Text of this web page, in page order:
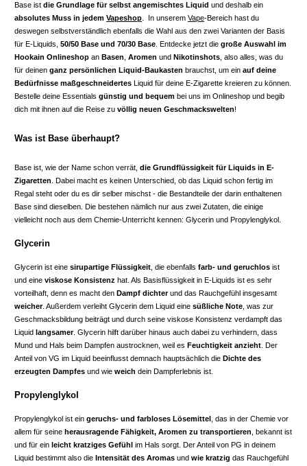
Base ist die Grundlage für selbst angemischtes Liquid und deshalb ein
absolutes Muss in jedem Vapeshop . In unserem Vape-Bereich hast du
deswegen selbstverständlich ebenfalls die Wahl aus den zwei Varianten der Basis
für E-Liquids, 50/50 Base und 70/30 Base . Entdecke jetzt die große Auswahl im
Hookain Onlineshop an Basen Aromen und Nikotinshots , also alles, was du
für deinen ganz persönlichen Liquid-Baukasten brauchst, um ein auf deine
Bedürfnisse maßgeschneidertes Liquid für deine E-Zigarette kreieren zu können.
Bestelle deine Essentials günstig und bequem bei uns im Onlineshop und begib
dich mit ihnen auf die Reise zu völlig neuen Geschmackswelten!
Was ist Base überhaupt?
Base ist, wie der Name schon verrät, die Grundflüssigkeit für Liquids in E-
Zigaretten . Dabei macht es keinen Unterschied, ob das Liquid schon fertig im
Regal steht oder du es dir selber mischst - die Bestandteile der darin enthaltenen
Base sind dieselben. Die bestehen nämlich nur aus zwei Zutaten, die einige
vielleicht noch aus dem Chemie-Unterricht kennen: Glycerin und Propylenglykol.
Glycerin
Glycerin ist eine sirupartige Flüssigkeit , die ebenfalls farb- und geruchlos ist
und eine viskose Konsistenz hat. Als Basisflüssigkeit in E-Liquids ist es sehr
vorteilhaft, denn es macht den Dampf dichterund das Rauchgefühl insgesamt
weicher. Außerdem verleiht Glycerin dem Liquid eine süßliche Note , was zur
Geschmacksbildung beiträgt und durch seine viskose Konsistenz verdampft das
Liquid langsamer. Glycerin hilft darüber hinaus auch dabei zu verhindern, dass
Mund und Hals beim Dampfen austrocknen, weil es Feuchtigkeit anzieht . Der
Anteil von VG im Liquid beeinflusst demnach hauptsächlich die Dichte des
erzeugten Dampfes und wie weich dein Dampferlebnis ist.
Propylenglykol
Propylenglykol ist ein geruchs- und farbloses Lösemittel
, das in der Chemie vor
allem für seine herausragende Fähigkeit, Aromen zu transportieren , bekannt ist
und für ein leicht kratziges Gefühl im Hals sorgt. Der Anteil von PG in deinem
Liquid bestimmt also die Intensität des Aromas und wie kratzig das Rauchgefühl